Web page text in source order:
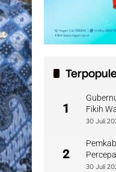
1
Fikih
30 Juli
2
30 Juli